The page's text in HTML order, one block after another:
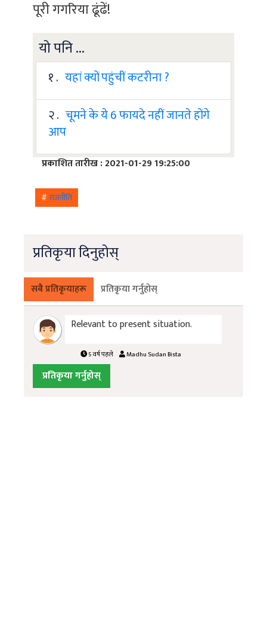
पूरी गगरिया ढूंढें!
यो पनि ...
१ . यहां क्यों पहुंचीं कटरीना ?
२ . चूमने के ये 6 फायदे नहीं जानते होंगे
आप
प्रकाशित तारीख : 2021-01-29 19:25:00
#राजनीति
प्रतिकृया दिनुहोस्
सबै प्रतिकृयाहरू प्रतिकृया गर्नुहोस्
Relevant to present situation.
5 वर्ष पहले Madhu Sudan Bista
प्रतिकृया गर्नुहोस्